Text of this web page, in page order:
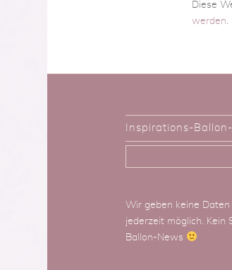
Diese
werden
Inspirations-
Wir geben keine
jederzeit möglich. Kein
Ballon-News